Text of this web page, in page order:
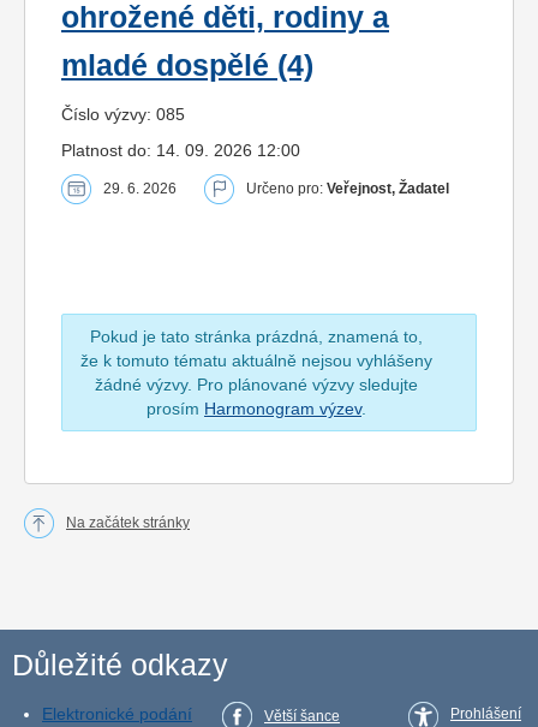
ohrožené děti, rodiny a
mladé dospělé (4)
Číslo výzvy: 085
Platnost do: 14. 09. 2026 12:00
29. 6. 2026 Určeno pro: Veřejnost, Žadatel
Pokud je tato stránka prázdná, znamená to,
že k tomuto tématu aktuálně nejsou vyhlášeny
žádné výzvy. Pro plánované výzvy sledujte
prosím Harmonogram výzev.
Na začátek stránky
Důležité odkazy
Elektronické podání
Větší šance
Prohlášení